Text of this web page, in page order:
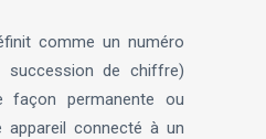
comme un numéro
succession de chiffre)
façon permanente ou
appareil connecté à un